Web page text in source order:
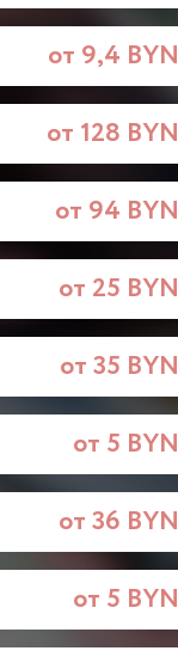
от 9,4 BYN
от 128 BYN
от 94 BYN
от 25 BYN
от 35 BYN
от 5 BYN
от 36 BYN
от 5 BYN